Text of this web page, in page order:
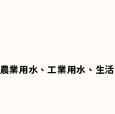
農業用水、工業用水、生